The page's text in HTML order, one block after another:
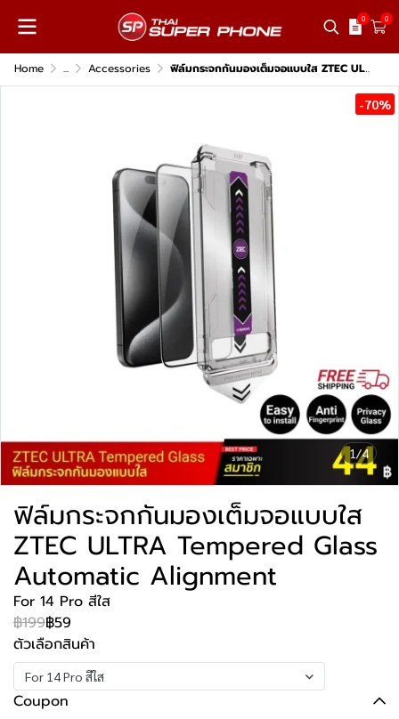
0 0
Home ... Accessories ฟิล์มกระจกกันมองเต็มจอแบบใส ZTEC ULTRA Tempered Glass Automatic Alignment
1/4
-70%
ฟิล์มกระจกกันมองเต็มจอแบบใส
ZTEC ULTRA Tempered Glass
Automatic Alignment
For 14 Pro สีใส
฿199฿59
ตัวเลือกสินค้า
For 14 Pro สีใส
Coupon